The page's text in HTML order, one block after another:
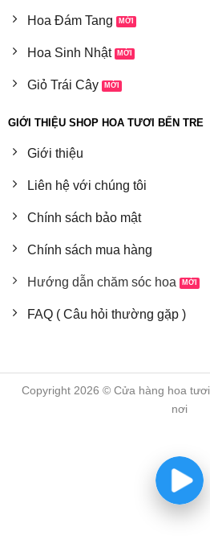
4. Các loại hoa đặc biệt
sóc đặc biệt. Dưới đây là một
sóc cho các loại hoa phổ biến:
Hoa hồng:Cắt tỉa cành và
Hoa hồng cần nhiều ánh
trực tiếp và tưới nước bằng
Hoa lan thích môi trường ẩm
cho cây.
Hoa cẩm chướng: Đặt nơi
ẩm. Đảm bảo cây luôn
nhưng không để nước đọng
đều đặn và giữ cho đất
nở vào mùa xuân, do đó
phù hợp trong giai đoạn này.
Hoa cúc rất dễ
Hoa Đám Tang
Hoa Sinh Nhật
Giỏ Trái Cây
GIỚI THIỆU SHOP HOA TƯƠI BẾN TRE
Giới thiệu
Liên hệ với chúng tôi
Chính sách bảo mật
Chính sách mua hàng
Hướng dẫn chăm sóc hoa
FAQ ( Câu hỏi thường gặp )
Copyright 2026 © Cửa hàng hoa
nơi